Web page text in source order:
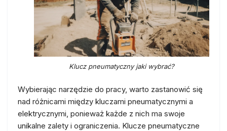
Klucz pneumatyczny jaki wybrać?
Wybierając narzędzie do pracy, warto zastanowić się
nad różnicami między kluczami pneumatycznymi a
elektrycznymi, ponieważ każde z nich ma swoje
unikalne zalety i ograniczenia. Klucze pneumatyczne